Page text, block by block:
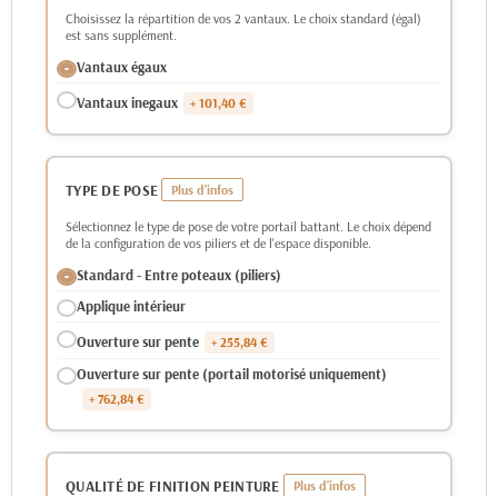
Choisissez la répartition de vos 2 vantaux. Le choix standard (égal)
est sans supplément.
Vantaux égaux
Vantaux inegaux
+ 101,40 €
TYPE DE POSE
Sélectionnez le type de pose de votre portail battant. Le choix dépend
de la configuration de vos piliers et de l'espace disponible.
Standard - Entre poteaux (piliers)
Applique intérieur
Ouverture sur pente
+ 255,84 €
Ouverture sur pente (portail motorisé uniquement)
+ 762,84 €
QUALITÉ DE FINITION PEINTURE